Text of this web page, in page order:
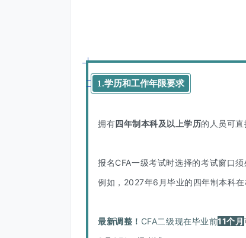
1.学历和工作年限要求
拥有四年制本科及以上学历的人员可直
报名CFA一级考试时选择的考试窗口
例如，2027年6月毕业的四年制本科
最新调整！ CFA二级现在毕业前11个月